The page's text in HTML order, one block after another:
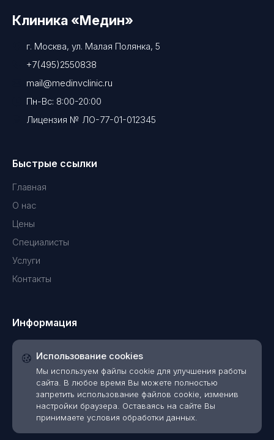
Клиника «Медин»
г. Москва, ул. Малая Полянка, 5
+7(495)2550838
mail@medinvclinic.ru
Пн-Вс: 8:00-20:00
Лицензия № ЛО-77-01-012345
Быстрые ссылки
Главная
О нас
Цены
Специалисты
Услуги
Контакты
Информация
Использование cookies
Мы используем файлы cookie для улучшения работы
сайта. В любое время Вы можете полностью
запретить использование файлов cookie, изменив
настройки браузера. Оставаясь на сайте Вы
принимаете условия обработки данных.